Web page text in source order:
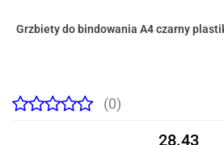
Grzbiety do bindowania A4 czarny
(0)
28.43